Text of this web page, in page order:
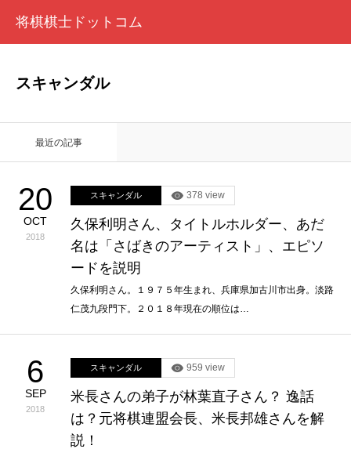
将棋棋士ドットコム
スキャンダル
最近の記事
20
OCT
2018
スキャンダル 378 view
久保利明さん、タイトルホルダー、あだ
名は「さばきのアーティスト」、エピソ
ードを説明
久保利明さん。１９７５年生まれ、兵庫県加古川市出身。淡路
仁茂九段門下。２０１８年現在の順位は…
6
SEP
2018
スキャンダル 959 view
米長さんの弟子が林葉直子さん？ 逸話
は？元将棋連盟会長、米長邦雄さんを解
説！